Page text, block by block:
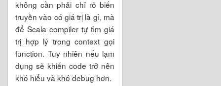
không cần phải chỉ rõ biến
truyền vào có giá trị là gì, mà
để Scala compiler tự tìm giá
trị hợp lý trong context gọi
function. Tuy nhiên nếu lạm
dụng sẽ khiến code trở nên
khó hiểu và khó debug hơn.